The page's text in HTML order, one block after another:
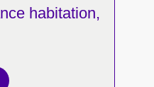
habitation,